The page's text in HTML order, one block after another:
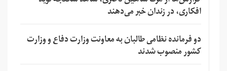
افکاری، در زندان خبر می‌دهند
دو فرمانده نظامی طالبان به معاونت وزارت دفاع و وزارت
کشور منصوب شدند